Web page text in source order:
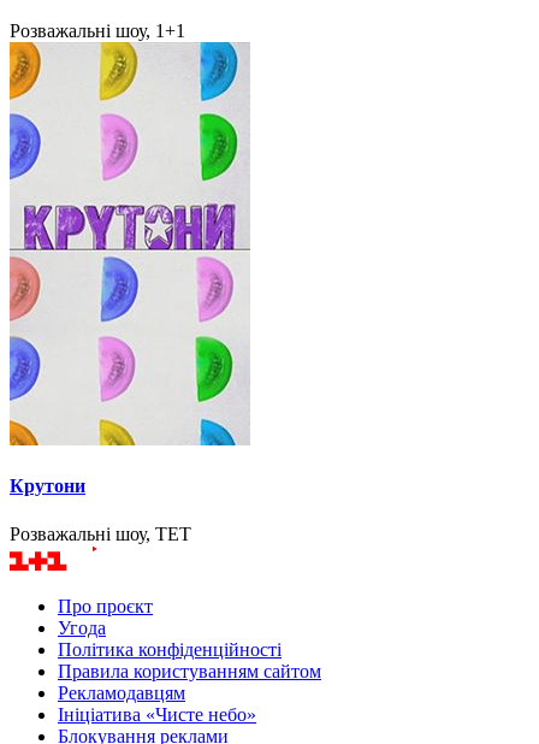
Розважальні шоу, 1+1
Крутони
Розважальні шоу, ТЕТ
Про проєкт
Угода
Політика конфіденційності
Правила користуванням сайтом
Рекламодавцям
Ініціатива «Чисте небо»
Блокування реклами